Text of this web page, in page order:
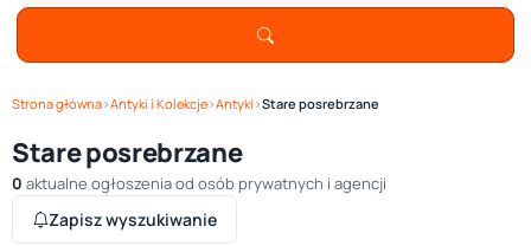
Strona główna›Antyki i Kolekcje›Antyki ›Stare posrebrzane
Stare posrebrzane
0 aktualne ogłoszenia od osób prywatnych i agencji
Zapisz wyszukiwanie